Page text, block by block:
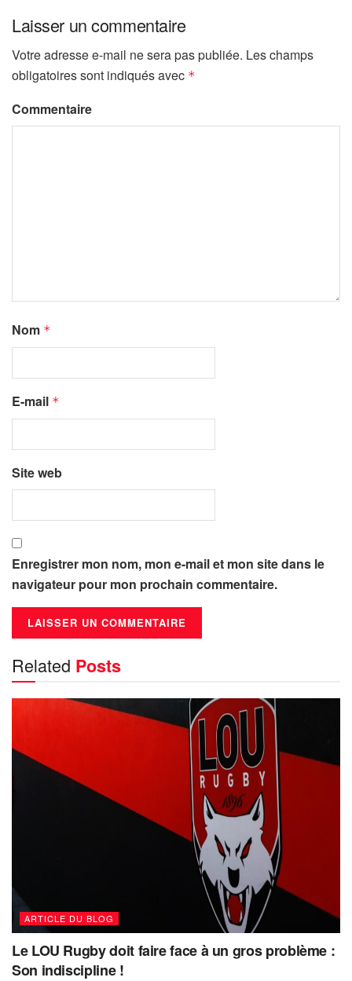
Laisser un commentaire
Votre adresse e-mail ne sera pas publiée. Les champs
obligatoires sont indiqués avec *
Commentaire
Nom *
E-mail *
Site web
Enregistrer mon nom, mon e-mail et mon site dans le
navigateur pour mon prochain commentaire.
Related Posts
ARTICLE DU BLOG
Le LOU Rugby doit faire face à un gros problème :
Son indiscipline !